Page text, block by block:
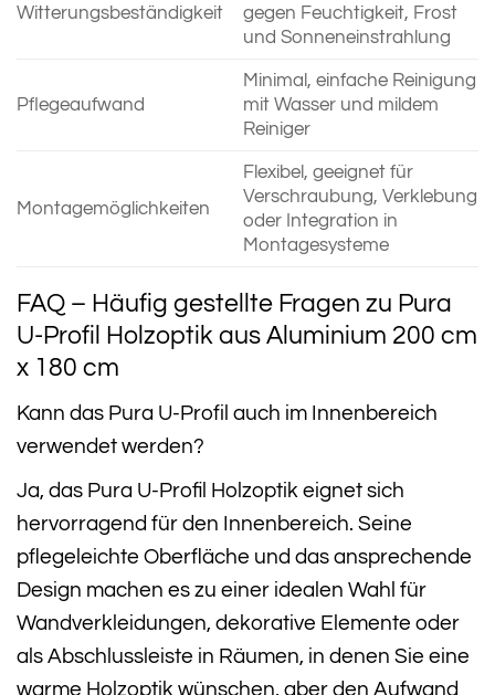
Witterungsbeständigkeit
gegen Feuchtigkeit, Frost
und Sonneneinstrahlung
Pflegeaufwand
Minimal, einfache Reinigung
mit Wasser und mildem
Reiniger
Montagemöglichkeiten
Flexibel, geeignet für
Verschraubung, Verklebung
oder Integration in
Montagesysteme
FAQ – Häufig gestellte Fragen zu Pura
U-Profil Holzoptik aus Aluminium 200 cm
x 180 cm
Kann das Pura U-Profil auch im Innenbereich
verwendet werden?
Ja, das Pura U-Profil Holzoptik eignet sich
hervorragend für den Innenbereich. Seine
pflegeleichte Oberfläche und das ansprechende
Design machen es zu einer idealen Wahl für
Wandverkleidungen, dekorative Elemente oder
als Abschlussleiste in Räumen, in denen Sie eine
warme Holzoptik wünschen, aber den Aufwand